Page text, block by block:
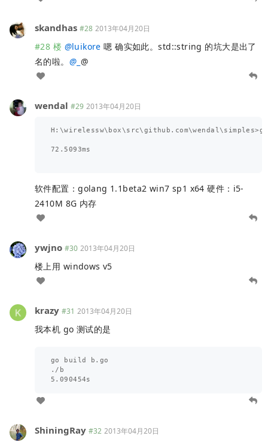
skandhas #28 2013年04月20日
#28 楼 @luikore 嗯 确实如此。std::string 的坑大是出了
名的啦。 @ @
wendal #29 2013年04月20日
72.5093ms
软件配置：golang 1.1beta2 win7 sp1 x64 硬件：i5-
2410M 8G 内存
ywjno #30 2013年04月20日
楼上用 windows v5
krazy #31 2013年04月20日
我本机 go 测试的是
go build b.go
./b
ShiningRay #32 2013年04月20日